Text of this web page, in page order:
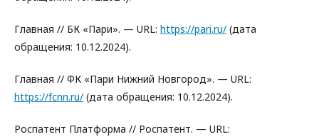
Главная // БК «Пари». — URL: https://pari.ru/ (дата
обращения: 10.12.2024).
Главная // ФК «Пари Нижний Новгород». — URL:
https://fcnn.ru/ (дата обращения: 10.12.2024).
Роспатент Платформа // Роспатент. — URL: